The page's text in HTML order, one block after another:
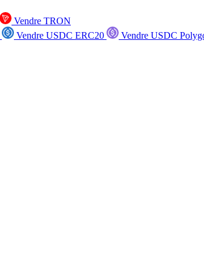
Vendre TRON
Vendre USDC ERC20
Vendre USDC